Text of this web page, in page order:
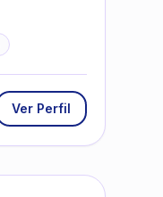
Ver Perfil